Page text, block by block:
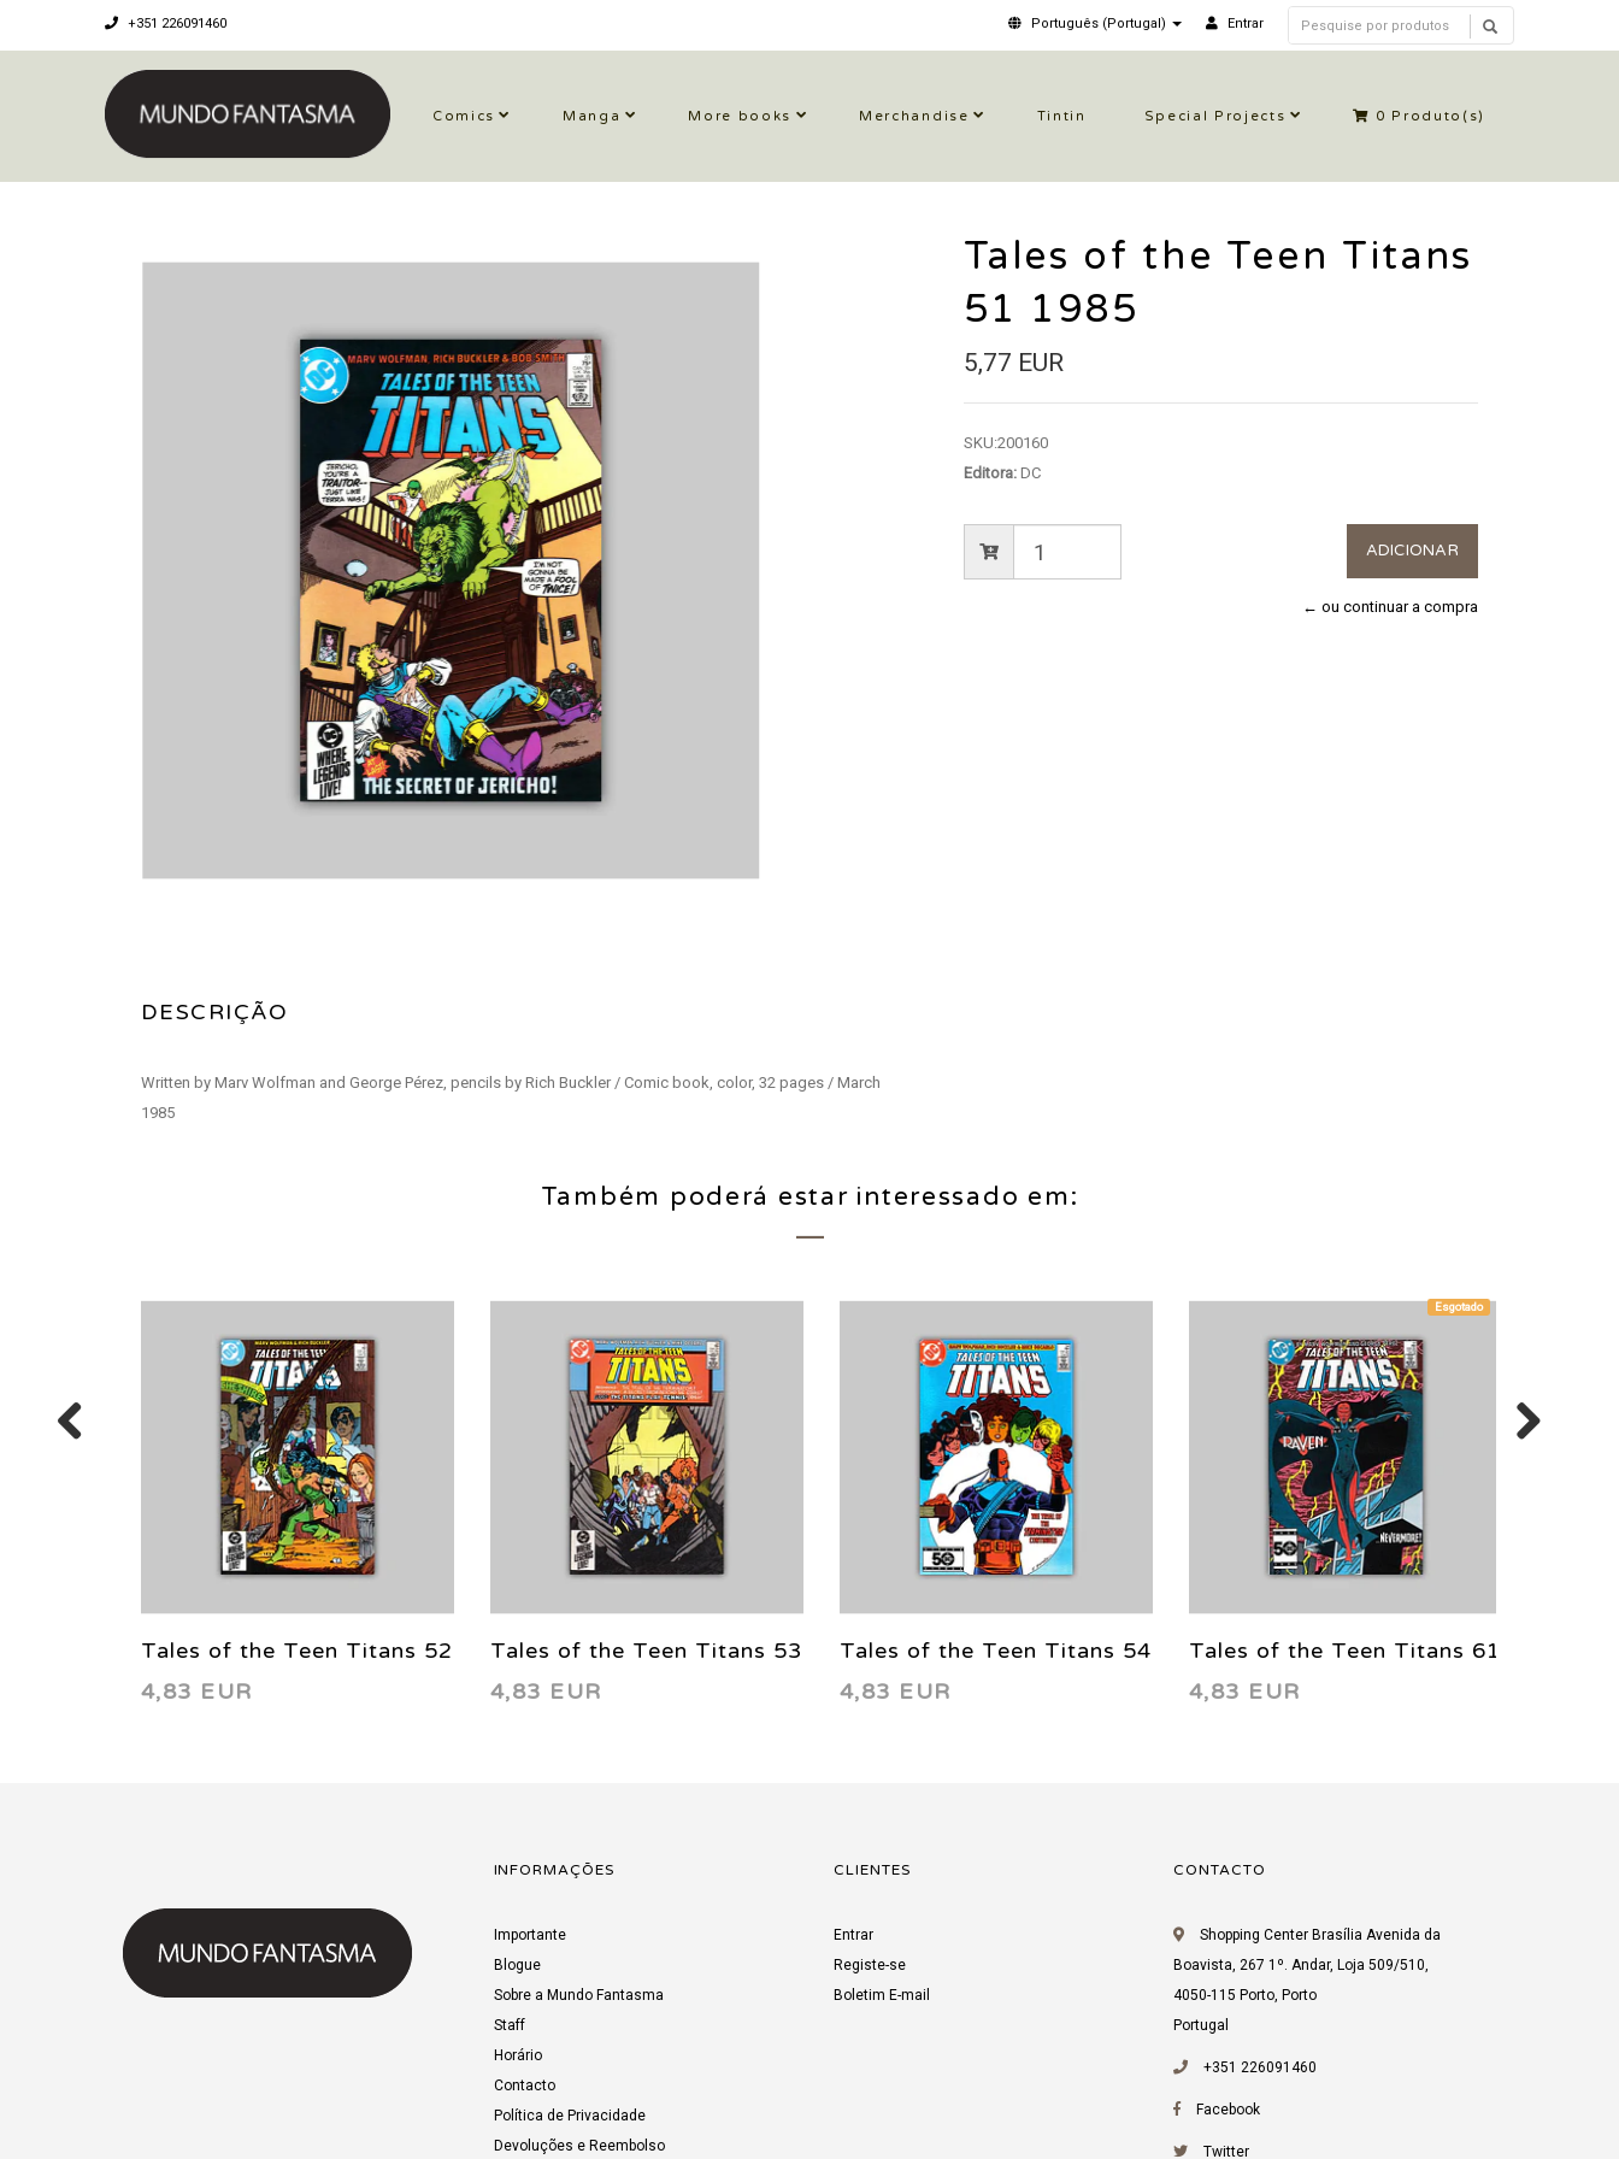
+351 226091460 Português (Portugal) Entrar
Comics Manga More books Merchandise Tintin Special Projects 0 Produto(s)
DESCRIÇÃO
Written by Marv Wolfman and George Pérez, pencils by Rich Buckler / Comic book, color, 32 pages / March
1985
Tales of the Teen Titans
51 1985
5,77 EUR
SKU:200160
Editora:DC
← ou continuar a compra
Também poderá estar interessado em:
Tales of the Teen Titans 52
1985
4,83 EUR
Tales of the Teen Titans 53
1985
4,83 EUR
Tales of the Teen Titans 54
1985
4,83 EUR
Esgotado
Tales of the Teen Titans 61
1986
4,83 EUR
INFORMAÇÕES
Importante
Blogue
Sobre a Mundo Fantasma
Staff
Horário
Contacto
Política de Privacidade
Devoluções e Reembolso
CLIENTES
Entrar
Registe-se
Boletim E-mail
CONTACTO
Shopping Center Brasília Avenida da
Boavista, 267 1º. Andar, Loja 509/510,
4050-115 Porto, Porto
Portugal
+351 226091460
Facebook
Twitter